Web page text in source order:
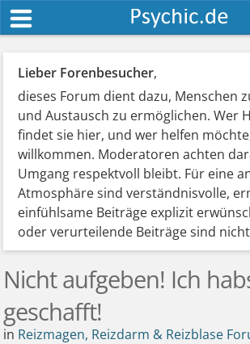
Lieber Forenbesucher,
dieses Forum dient dazu, Menschen
und Austausch zu ermöglichen. Wer
findet sie hier, und wer helfen
willkommen. Moderatoren achten
Umgang respektvoll bleibt. Für eine
Atmosphäre sind verständnisvolle,
einfühlsame Beiträge explizit
oder verurteilende Beiträge sind
Nicht aufgeben! Ich
geschafft!
in Reizmagen, Reizdarm & Reizblase